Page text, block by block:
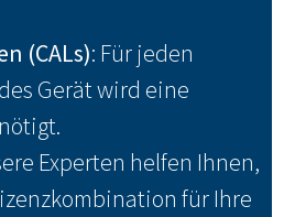
(CALs): Für jeden
Gerät wird eine
Experten helfen Ihnen,
für Ihre